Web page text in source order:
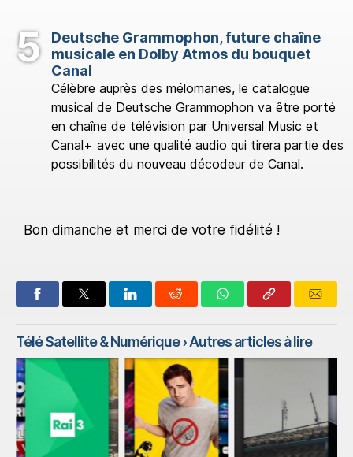
Deutsche Grammophon, future chaîne
musicale en Dolby Atmos du bouquet
Canal
Célèbre auprès des mélomanes, le catalogue
musical de Deutsche Grammophon va être porté
en chaîne de télévision par Universal Music et
Canal+ avec une qualité audio qui tirera partie des
possibilités du nouveau décodeur de Canal.
Bon dimanche et merci de votre fidélité !
Télé Satellite & Numérique› Autres articles à lire